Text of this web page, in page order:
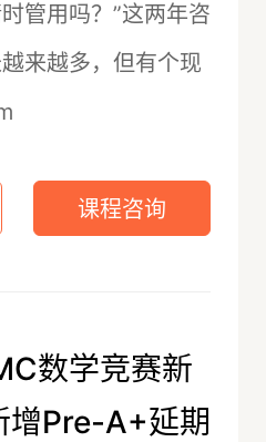
管用吗？”这两年咨
来越多，但有个现
课程咨询
数学竞赛新
增Pre-A+延期